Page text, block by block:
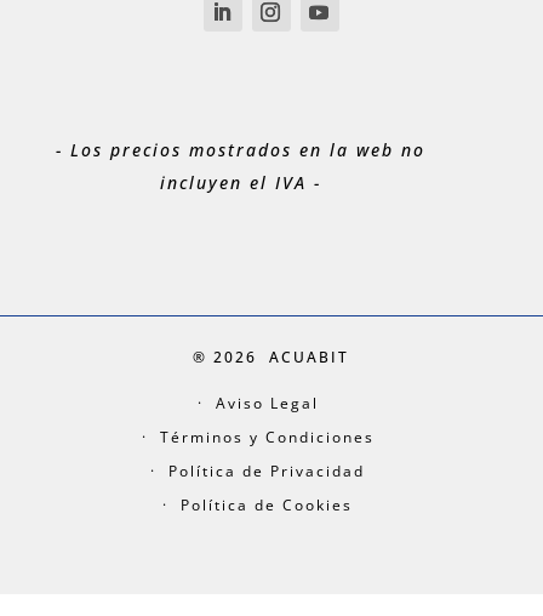
- Los precios mostrados en la web no
incluyen el IVA -
® 2026ACUABIT
Aviso Legal
Términos y Condiciones
Política de Privacidad
Política de Cookies